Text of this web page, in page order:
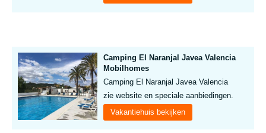
Camping El Naranjal Javea Valencia
Mobilhomes
Camping El Naranjal Javea Valencia
zie website en speciale aanbiedingen.
Vakantiehuis bekijken